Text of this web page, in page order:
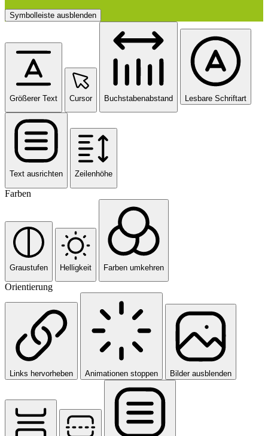
Symbolleiste ausblenden
Größerer Text Cursor Buchstabenabstand Lesbare Schriftart
Text ausrichten Zeilenhöhe
Farben
Graustufen Helligkeit Farben umkehren
Orientierung
Links hervorheben Animationen stoppen Bilder ausblenden